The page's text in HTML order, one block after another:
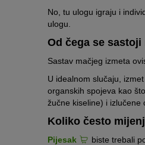
No, tu ulogu igraju i
ulogu.
Od čega se sastoji
Sastav mačjeg izmeta
U idealnom slučaju,
organskih spojeva kao
žučne kiseline) i izlučene
Koliko često
Pijesak
biste trebali